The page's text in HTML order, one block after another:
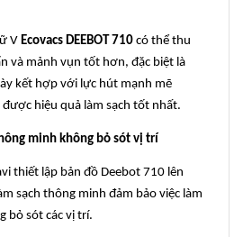
V Ecovacs DEEBOT 710 có thể thu
và mảnh vụn tốt hơn, đặc biệt là
kết hợp với lực hút mạnh mẽ
được hiệu quả làm sạch tốt nhất.
minh không bỏ sót vị trí
thiết lập bản đồ Deebot 710 lên
sạch thông minh đảm bảo việc làm
bỏ sót các vị trí.